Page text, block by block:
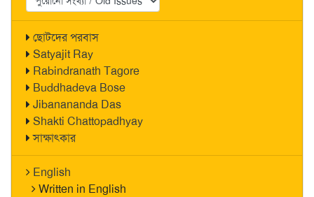
ছোটদের পরবাস
Satyajit Ray
Rabindranath Tagore
Buddhadeva Bose
Jibanananda Das
Shakti Chattopadhyay
সাক্ষাৎকার
English
Written in English